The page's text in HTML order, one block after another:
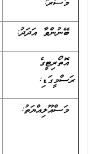
މުސާރަ:
ބޭނުންވާ އަދަދު:
އޮތޯރިޓީގެ
ރަސްމީގަޑި:
މަސްއޫލިއްޔަތު: